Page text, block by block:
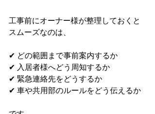
工事前にオーナー様が整理しておくと
スムーズなのは、
✔ どの範囲まで事前案内するか
✔ 入居者様へどう周知するか
✔ 緊急連絡先をどうするか
✔ 車や共用部のルールをどう伝えるか